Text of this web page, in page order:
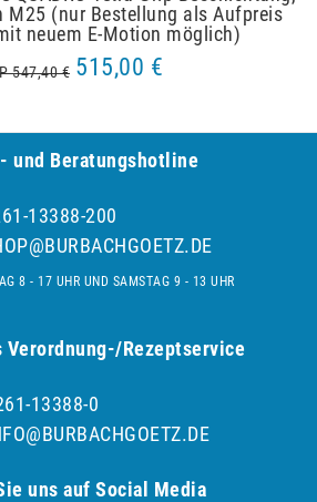
M25 (nur Bestellung als Aufpreis
neuem E-Motion möglich)
547,40 € 515,00 €
und Be­ra­tungs­hot­line
13388-200
8 - 17 UHR UND SAMSTAG 9 - 13 UHR
Verordnung-/Rezeptservice
13388-0
uns auf Social Media